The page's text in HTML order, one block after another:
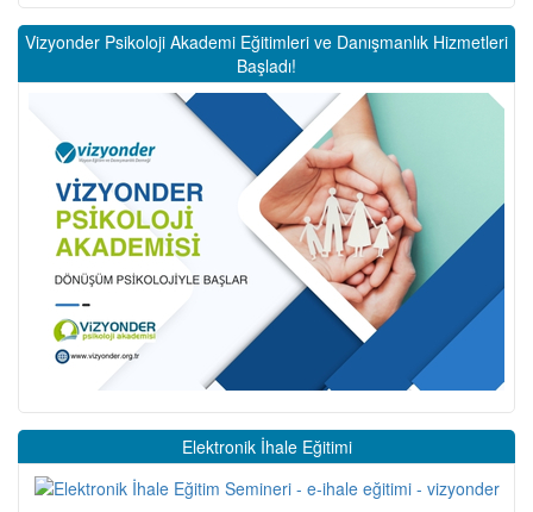
Vizyonder Psikoloji Akademi Eğitimleri ve Danışmanlık Hizmetleri
Başladı!
Elektronik İhale Eğitimi